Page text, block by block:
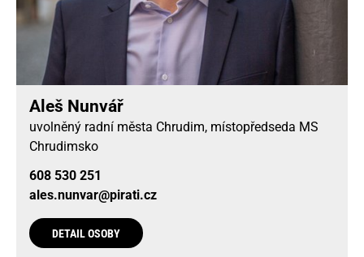
Aleš Nunvář
uvolněný radní města Chrudim, místopředseda MS
Chrudimsko
608 530 251
ales.nunvar@pirati.cz
DETAIL OSOBY